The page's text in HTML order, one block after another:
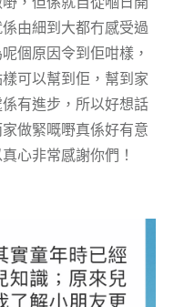
由細到大都冇感受過
個原因令到佢咁樣，
可以幫到佢，幫到家
有進步，所以好想話
做緊嘅嘢真係好有意
心非常感謝你們！